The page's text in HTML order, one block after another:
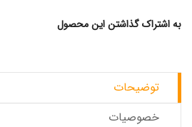
به اشتراک گذاشتن این محصول
توضیحات
خصوصیات